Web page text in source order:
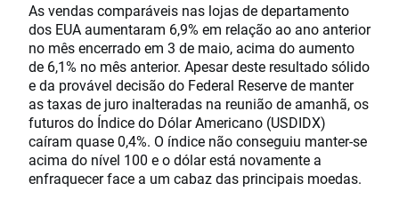
As vendas comparáveis nas lojas de departamento
dos EUA aumentaram 6,9% em relação ao ano anterior
no mês encerrado em 3 de maio, acima do aumento
de 6,1% no mês anterior. Apesar deste resultado sólido
e da provável decisão do Federal Reserve de manter
as taxas de juro inalteradas na reunião de amanhã, os
futuros do Índice do Dólar Americano (USDIDX)
caíram quase 0,4%. O índice não conseguiu manter-se
acima do nível 100 e o dólar está novamente a
enfraquecer face a um cabaz das principais moedas.